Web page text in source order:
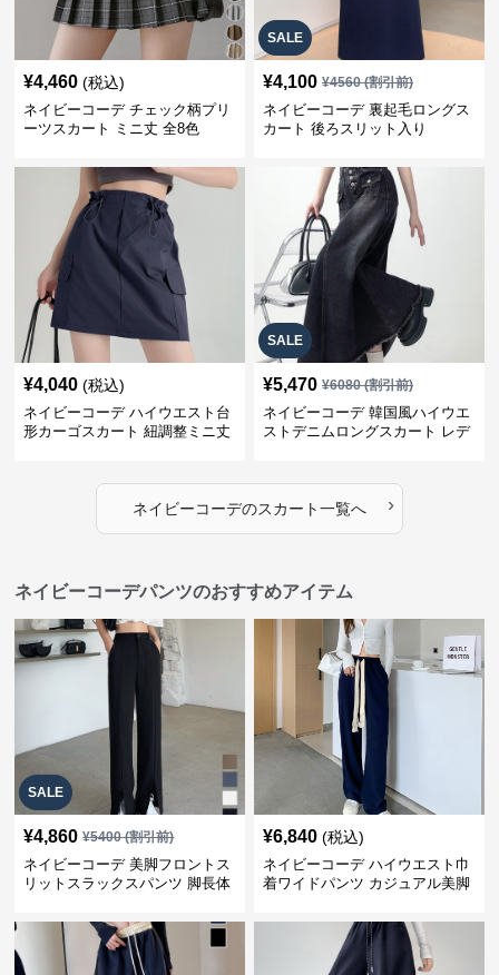
¥4,460 (税込)
ネイビーコーデ チェック柄プリ
ーツスカート ミニ丈 全8色
SALE
¥4,100 ¥4560(割引前)
ネイビーコーデ 裏起毛ロングス
カート 後ろスリット入り
¥4,040 (税込)
ネイビーコーデ ハイウエスト台
形カーゴスカート 紐調整ミニ丈
SALE
¥5,470 ¥6080(割引前)
ネイビーコーデ 韓国風ハイウエ
ストデニムロングスカート レデ
ネイビーコーデのスカート一覧へ ›
ネイビーコーデパンツのおすすめアイテム
SALE
¥4,860 ¥5400(割引前)
ネイビーコーデ 美脚フロントス
リットスラックスパンツ 脚長体
¥6,840 (税込)
ネイビーコーデ ハイウエスト巾
着ワイドパンツ カジュアル美脚